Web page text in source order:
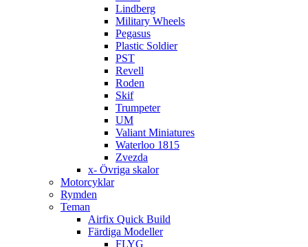
Lindberg
Military Wheels
Pegasus
Plastic Soldier
PST
Revell
Roden
Skif
Trumpeter
UM
Valiant Miniatures
Waterloo 1815
Zvezda
x- Övriga skalor
Motorcyklar
Rymden
Teman
Airfix Quick Build
Färdiga Modeller
FLYG